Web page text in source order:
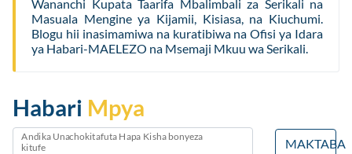
Wananchi Kupata Taarifa Mbalimbali za Serikali na
Masuala Mengine ya Kijamii, Kisiasa, na Kiuchumi.
Blogu hii inasimamiwa na kuratibiwa na Ofisi ya Idara
ya Habari-MAELEZO na Msemaji Mkuu wa Serikali.
Habari Mpya
Andika Unachokitafuta Hapa Kisha bonyeza
kitufe
MAKTABA